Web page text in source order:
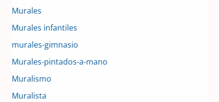
Murales
Murales infantiles
murales-gimnasio
Murales-pintados-a-mano
Muralismo
Muralista